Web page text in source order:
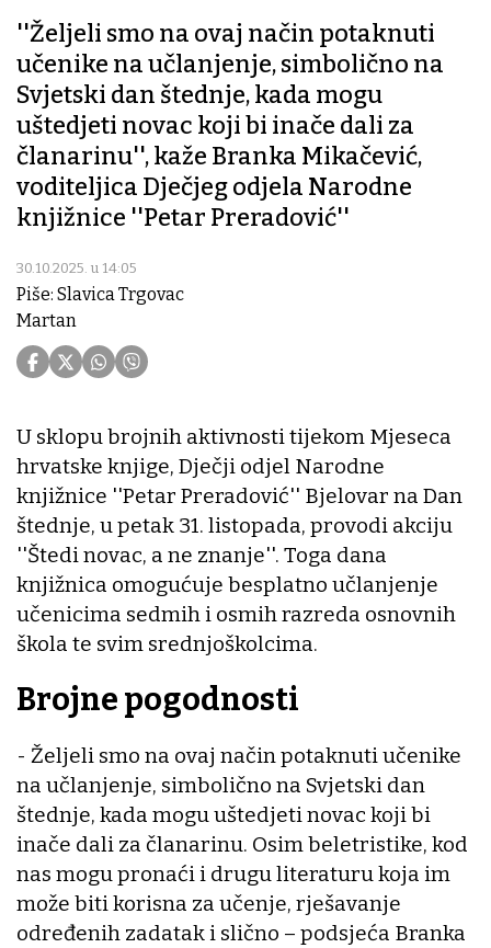
''Željeli smo na ovaj način potaknuti
učenike na učlanjenje, simbolično na
Svjetski dan štednje, kada mogu
uštedjeti novac koji bi inače dali za
članarinu'', kaže Branka Mikačević,
voditeljica Dječjeg odjela Narodne
knjižnice ''Petar Preradović''
30.10.2025. u 14:05
Piše: Slavica Trgovac
Martan
U sklopu brojnih aktivnosti tijekom Mjeseca
hrvatske knjige, Dječji odjel Narodne
knjižnice ''Petar Preradović'' Bjelovar na Dan
štednje, u petak 31. listopada, provodi akciju
''Štedi novac, a ne znanje''. Toga dana
knjižnica omogućuje besplatno učlanjenje
učenicima sedmih i osmih razreda osnovnih
škola te svim srednjoškolcima.
Brojne pogodnosti
- Željeli smo na ovaj način potaknuti učenike
na učlanjenje, simbolično na Svjetski dan
štednje, kada mogu uštedjeti novac koji bi
inače dali za članarinu. Osim beletristike, kod
nas mogu pronaći i drugu literaturu koja im
može biti korisna za učenje, rješavanje
određenih zadatak i slično – podsjeća Branka